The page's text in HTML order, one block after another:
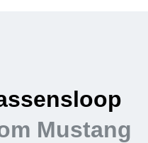
Mustang